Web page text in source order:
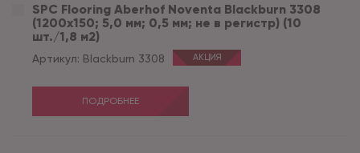
SPC Flooring Aberhof Noventa Blackburn 3308
(1200х150; 5,0 мм; 0,5 мм; не в регистр) (10
шт./1,8 м2)
Артикул: Blackburn 3308 АКЦИЯ
ПОДРОБНЕЕ